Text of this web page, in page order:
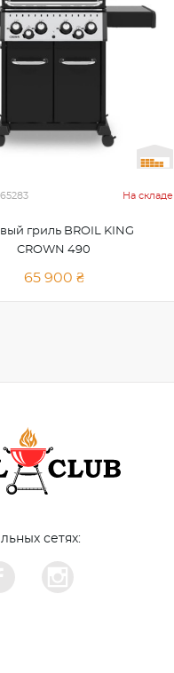
На складе
гриль BROIL KING
CROWN 490
65 900 ₴
сетях: